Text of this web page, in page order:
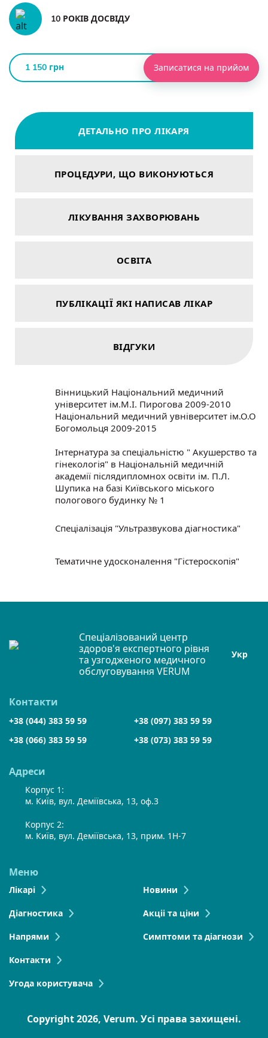
10 РОКІВ ДОСВІДУ
1 150 грн Записатися на прийом
ДЕТАЛЬНО ПРО ЛІКАРЯ
ПРОЦЕДУРИ, ЩО ВИКОНУЮТЬСЯ
ЛІКУВАННЯ ЗАХВОРЮВАНЬ
ОСВІТА
ПУБЛІКАЦІЇ ЯКІ НАПИСАВ ЛІКАР
ВІДГУКИ
Вінницький Національний медичний
університет ім.М.І. Пирогова 2009-2010
Національний медичний увніверситет ім.О.О
Богомольця 2009-2015
Інтернатура за спеціальністю " Акушерство та
гінекологія" в Національній медичній
академії післядипломнох освіти ім. П.Л.
Шупика на базі Київського міського
пологового будинку № 1
Спеціалізація "Ультразвукова діагностика"
Тематичне удосконалення "Гістероскопія"
Спеціалізований центр
здоров'я експертного рівня
та узгодженого медичного
обслуговування VERUM
Укр
Адреси
Корпус 1:
м. Київ, вул. Деміївська, 13, оф.3
Корпус 2:
м. Київ, вул. Деміївська, 13, прим. 1Н-7
Меню
Лікарі
Діагностика
Напрями
Контакти
Новини
Акціі та ціни
Симптоми та діагнози
Угода користувача
Контакти
+38 (044) 383 59 59
+38 (097) 383 59 59
+38 (066) 383 59 59
+38 (073) 383 59 59
Copyright 2026, Verum. Усі права захищені.